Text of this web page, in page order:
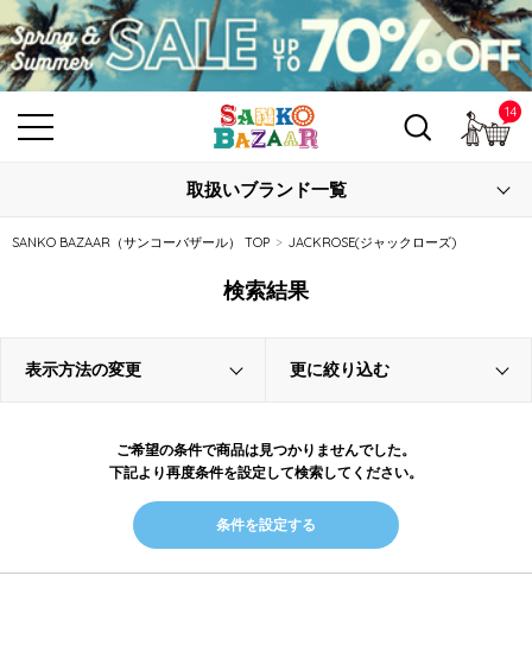
14カ
取扱いブランド一覧
SANKO BAZAAR（サンコーバザール） TOP JACKROSE(ジャックローズ)
検索結果
表示方法の変更 更に絞り込む
ご希望の条件で商品は見つかりませんでした。
下記より再度条件を設定して検索してください。
条件を設定する